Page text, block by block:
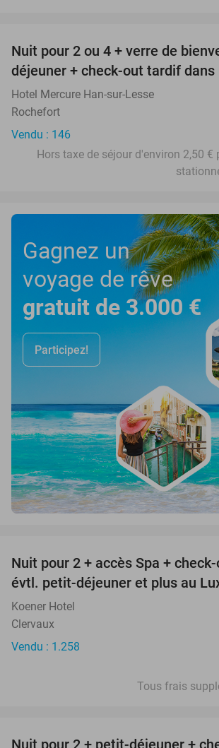
Nuit pour 2 ou 4 + verre de
déjeuner + check-out tardif dans
Hotel Mercure Han-sur-Lesse
Rochefort
Vendu : 146
Hors taxe de séjour d'environ 2,50 €
Gagnez un
voyage de rêve
gratuit de 3.000 €
Participez!
Nuit pour 2 + accès Spa +
évtl. petit-déjeuner et plus au
Koener Hotel
Clervaux
Vendu : 1.258
Tous frais
Nuit pour 2 + petit-déjeuner +